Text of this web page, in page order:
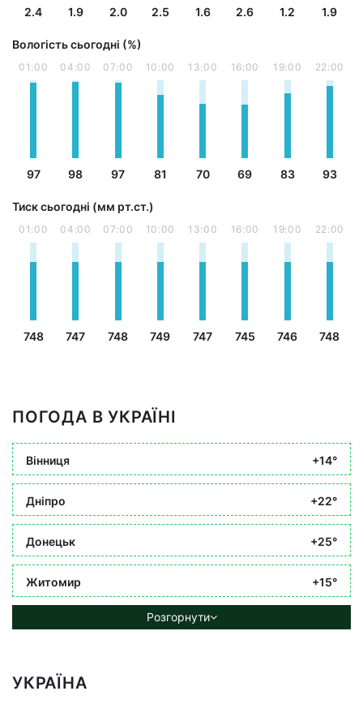
2.4 1.9 2.0 2.5 1.6 2.6 1.2 1.9
Вологість сьогодні (%)
01:00
97
04:00
98
07:00
97
10:00
81
13:00
70
16:00
69
19:00
83
22:00
93
Тиск сьогодні (мм рт.ст.)
01:00
748
04:00
747
07:00
748
10:00
749
13:00
747
16:00
745
19:00
746
22:00
748
ПОГОДА В УКРАЇНІ
Вінниця +14°
Дніпро +22°
Донецьк +25°
Житомир +15°
Розгорнути
УКРАЇНА